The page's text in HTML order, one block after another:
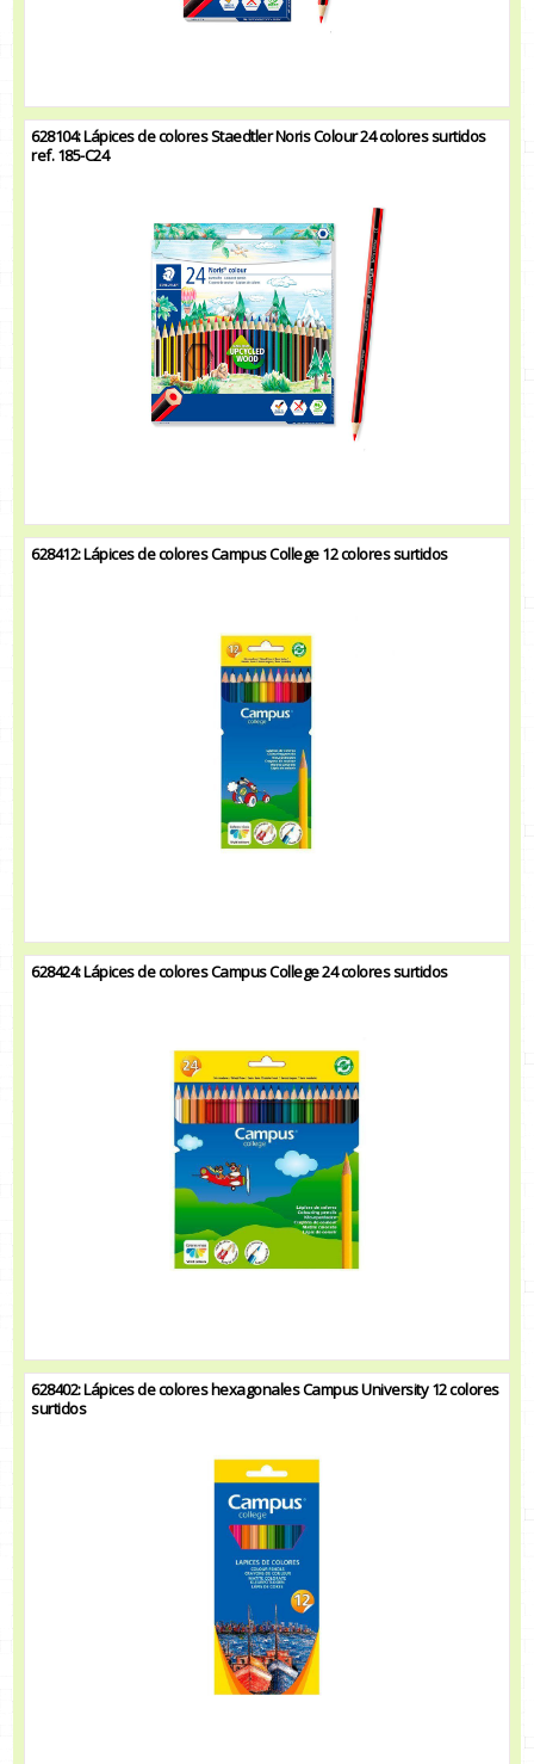
628104: Lápices de colores Staedtler Noris Colour 24 colores surtidos
ref. 185-C24
628412: Lápices de colores Campus College 12 colores surtidos
628424: Lápices de colores Campus College 24 colores surtidos
628402: Lápices de colores hexagonales Campus University 12 colores
surtidos